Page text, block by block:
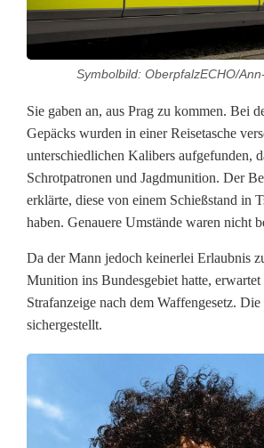
a
u
t
e
M
u
n
i
t
i
Symbolbild: OberpfalzECHO/
Sie gaben an, aus Prag zu kommen. Bei
Gepäcks wurden in einer Reisetasche
unterschiedlichen Kalibers aufgefunden,
Schrotpatronen und Jagdmunition. Der
erklärte, diese von einem Schießstand in
haben. Genauere Umstände waren nicht
Da der Mann jedoch keinerlei Erlaubnis
Munition ins Bundesgebiet hatte,
Strafanzeige nach dem Waffengesetz.
sichergestellt.